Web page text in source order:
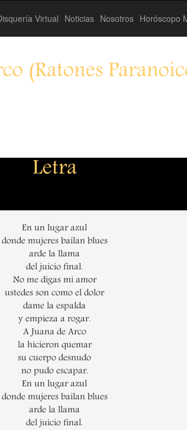
Virtual Noticias Nosotros Horóscopo
(Ratones
Letra
En un lugar azul
donde mujeres bailan blues
arde la llama
del juicio final.
No me digas mi amor
ustedes son como el dolor
dame la espalda
y empieza a rogar.
A Juana de Arco
la hicieron quemar
su cuerpo desnudo
no pudo escapar.
En un lugar azul
donde mujeres bailan blues
arde la llama
del juicio final.